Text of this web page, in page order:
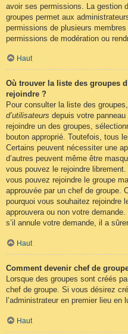
avoir ses permissions. La gestion
groupes permet aux
permissions de plusieurs
permissions de modération ou
Haut
Où trouver la liste des groupes
rejoindre ?
Pour consulter la liste des
d’utilisateurs depuis votre
rejoindre un des groupes,
bouton approprié. Toutefois, tous
Certains peuvent nécessiter une
d’autres peuvent même être
vous pouvez le rejoindre
vous pouvez rejoindre le groupe
approuvée par un chef de groupe.
pourquoi vous souhaitez rejoindre
approuvera ou non votre
s’il annule votre demande, il a
Haut
Comment devenir chef de
Lorsque des groupes sont créés
chef de groupe. Si vous désirez
l’administrateur en premier lieu
Haut